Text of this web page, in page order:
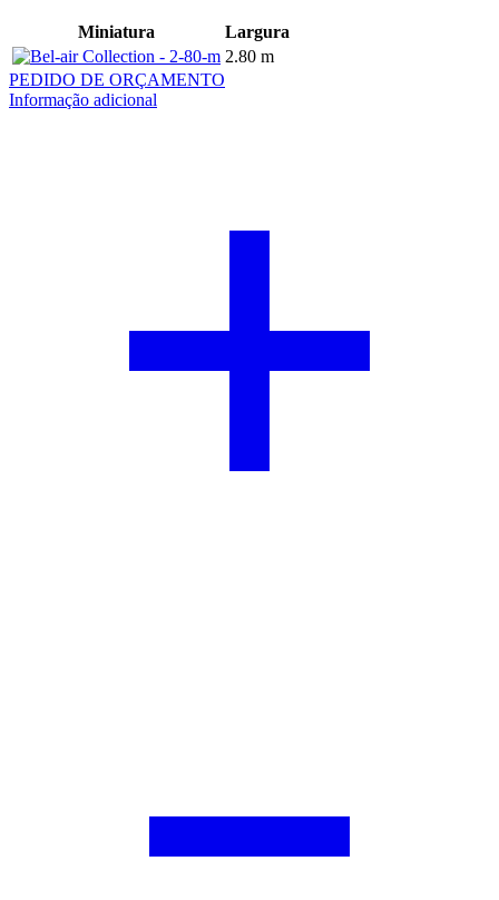
Miniatura
Largura
2.80 m
PEDIDO DE ORÇAMENTO
Informação adicional